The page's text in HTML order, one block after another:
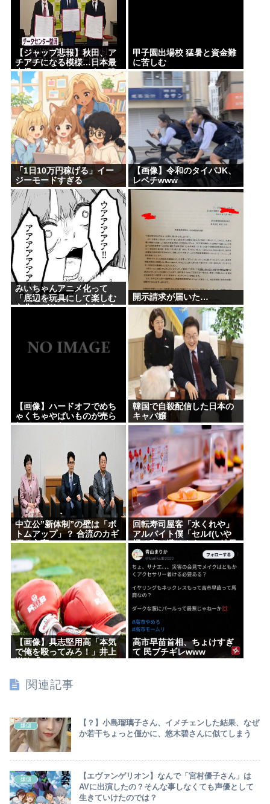
【ジャップ悲報】秋田、ア
チアチになる模様…日本最
大級のAIデータセンター建
設決定！整備費は2兆円！
甲子園出場校 猛暑と資金難
に苦しむ
「1日10万円稼げる」イー
ジーモードすぎる
【画像】令和のタイパJK、
レベチwww
みいちゃんアニメ化って
「底辺を玩具にして楽しむ
文化」がリアルに出たよう
開示請求が届いた…
【画像】ハードオフでめち
ゃくちゃやばいものが売ら
れててワロたwww
韓国で自殺配信した日本の
キャバ嬢
中立公”新体制”の壁は「ボ
トムアップ」？ 合流のカギ
握る立憲
回転寿司屋客「水くれや」
アルバイト僕「セルf(いや
揉め事は避けよう)」→結果
ｗｗ
【画像】具志堅用高「本気
で俺を殴ってみろ！」井上
高市早苗首相、ちょけすぎ
て 民ブチギレwww
関連記事
嫌儲
【？】小島瑠璃子さん、イメチェンした結果、なぜ
か若干ちょっと僅かに、悠木碧さんに似てしまう
嫌儲
【エヴァンゲリオン】なんで「宮村優子さん」は
AVに出演したの？そんな事しなくても声優として
生きていけたのでは？